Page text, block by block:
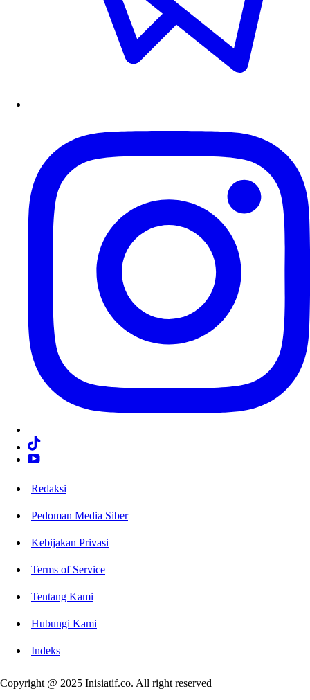
Redaksi
Pedoman Media Siber
Kebijakan Privasi
Terms of Service
Tentang Kami
Hubungi Kami
Indeks
Copyright @ 2025 Inisiatif.co. All right reserved